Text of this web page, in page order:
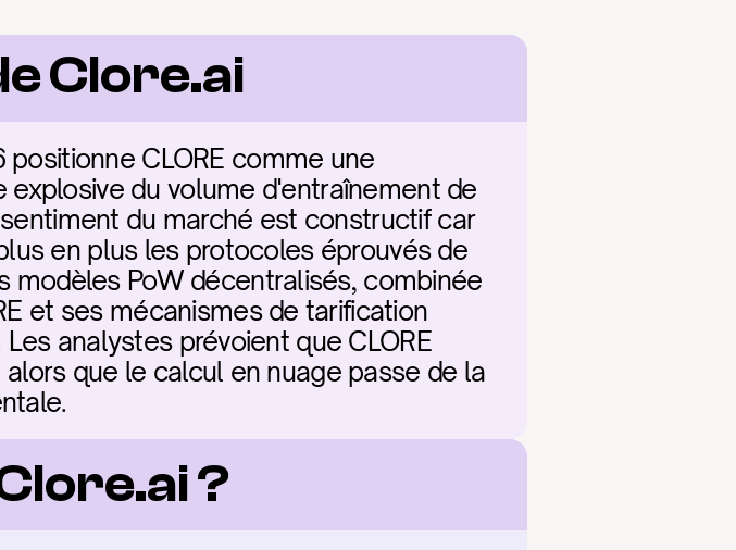
Clore.ai
CLORE comme une
du volume d'entraînement de
du marché est constructif car
en plus les protocoles éprouvés de
modèles PoW décentralisés, combinée
et ses mécanismes de tarification
analystes prévoient que CLORE
que le calcul en nuage passe de la
?